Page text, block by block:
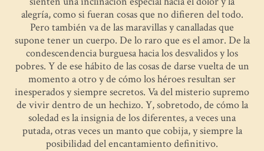
alegría, como si fueran cosas que no difieren del todo.
Pero también va de las maravillas y canalladas que
supone tener un cuerpo. De lo raro que es el amor. De la
condescendencia burguesa hacia los desvalidos y los
pobres. Y de ese hábito de las cosas de darse vuelta de un
momento a otro y de cómo los héroes resultan ser
inesperados y siempre secretos. Va del misterio supremo
de vivir dentro de un hechizo. Y, sobretodo, de cómo la
soledad es la insignia de los diferentes, a veces una
putada, otras veces un manto que cobija, y siempre la
posibilidad del encantamiento definitivo.